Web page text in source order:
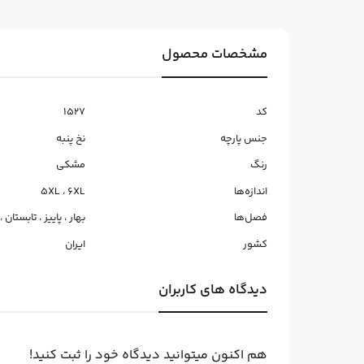
مشخصات محصول
کد
1527
جنس پارچه
نخ پنبه
رنگ
مشکی
اندازه‌ها
5XL ، 6XL
فصل‌ها
بهار،پاییز،تابستان ،
کشور
ایران
دیدگاه های کاربران
هم اکنون میتوانید دیدگاه خود را ثبت کنید!